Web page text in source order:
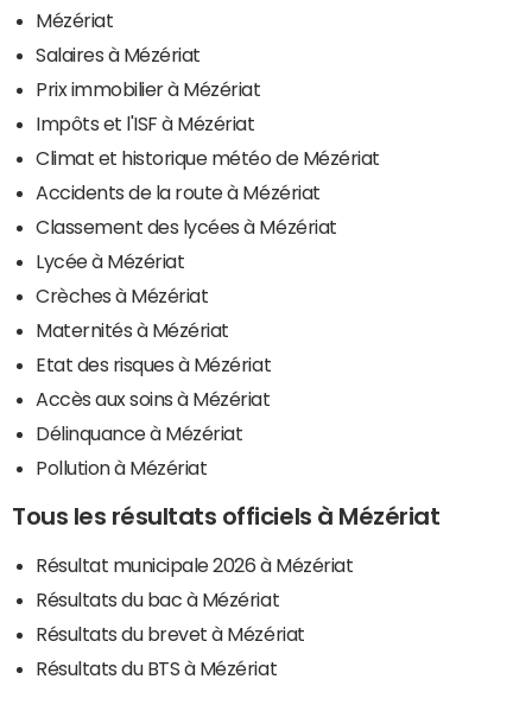
Mézériat
Salaires à Mézériat
Prix immobilier à Mézériat
Impôts et l'ISF à Mézériat
Climat et historique météo de Mézériat
Accidents de la route à Mézériat
Classement des lycées à Mézériat
Lycée à Mézériat
Crèches à Mézériat
Maternités à Mézériat
Etat des risques à Mézériat
Accès aux soins à Mézériat
Délinquance à Mézériat
Pollution à Mézériat
Tous les résultats officiels à Mézériat
Résultat municipale 2026 à Mézériat
Résultats du bac à Mézériat
Résultats du brevet à Mézériat
Résultats du BTS à Mézériat